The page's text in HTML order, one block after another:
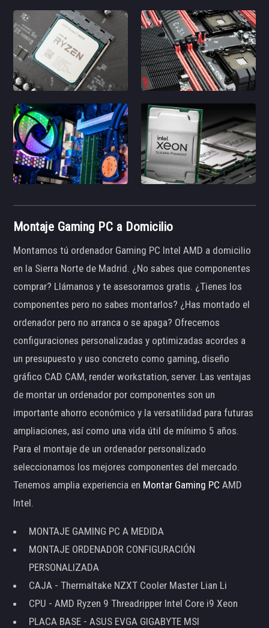
Montaje Gaming PC a Domicilio
Montamos tú ordenador Gaming PC Intel AMD a domicilio
en la Sierra Norte de Madrid. ¿No sabes que componentes
comprar? Llámanos y te asesoramos gratis. ¿Tienes los
componentes pero no sabes montarlos? ¿Has montado el
ordenador pero no arranca o se apaga? Ofrecemos
configuraciones personalizadas y optimizadas acordes a
un presupuesto y uso concreto como gaming, diseño
gráfico CAD CAM, render workstation, server. Las ventajas
de montar un ordenador por componentes son un
importante ahorro económico y la versatilidad para futuras
ampliaciones, así como una vida útil de mínimo 5 años.
Para el montaje de un ordenador personalizado
seleccionamos los mejores componentes del mercado.
Tenemos amplia experiencia en Montar Gaming PC AMD
Intel.
MONTAJE GAMING PC A MEDIDA
MONTAJE ORDENADOR CONFIGURACIÓN
PERSONALIZADA
CAJA - Thermaltake NZXT Cooler Master Lian Li
CPU - AMD Ryzen 9 Threadripper Intel Core i9 Xeon
PLACA BASE - ASUS EVGA GIGABYTE MSI